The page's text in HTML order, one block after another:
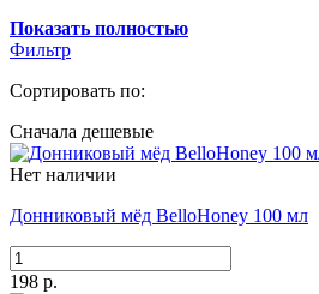
Показать полностью
Фильтр
Сортировать по:
Сначала дешевые
Нет наличии
Донниковый мёд BelloHoney 100 мл
198 р.